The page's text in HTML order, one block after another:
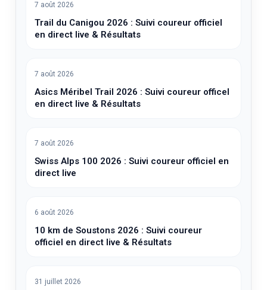
7 août 2026
Trail du Canigou 2026 : Suivi coureur officiel
en direct live & Résultats
7 août 2026
Asics Méribel Trail 2026 : Suivi coureur officel
en direct live & Résultats
7 août 2026
Swiss Alps 100 2026 : Suivi coureur officiel en
direct live
6 août 2026
10 km de Soustons 2026 : Suivi coureur
officiel en direct live & Résultats
31 juillet 2026